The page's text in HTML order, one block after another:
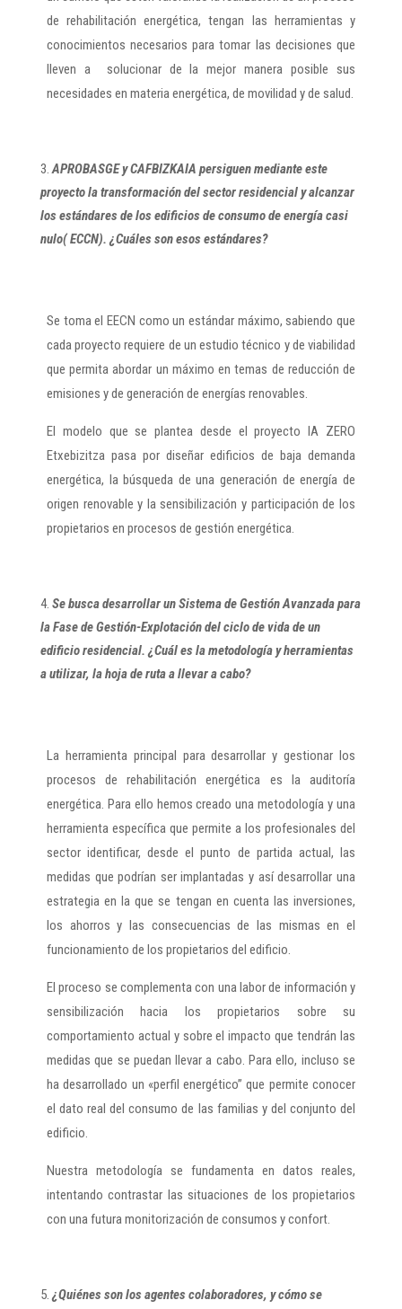
de rehabilitación energética, tengan las herramientas y
conocimientos necesarios para tomar las decisiones que
lleven a solucionar de la mejor manera posible sus
necesidades en materia energética, de movilidad y de salud.
APROBASGE y CAFBIZKAIA persiguen mediante este
proyecto la transformación del sector residencial y alcanzar
los estándares de los edificios de consumo de energía casi
nulo( ECCN). ¿Cuáles son esos estándares?
Se toma el EECN como un estándar máximo, sabiendo que
cada proyecto requiere de un estudio técnico y de viabilidad
que permita abordar un máximo en temas de reducción de
emisiones y de generación de energías renovables.
El modelo que se plantea desde el proyecto IA ZERO
Etxebizitza pasa por diseñar edificios de baja demanda
energética, la búsqueda de una generación de energía de
origen renovable y la sensibilización y participación de los
propietarios en procesos de gestión energética.
Se busca desarrollar un Sistema de Gestión Avanzada para
la Fase de Gestión-Explotación del ciclo de vida de un
edificio residencial. ¿Cuál es la metodología y herramientas
a utilizar, la hoja de ruta a llevar a cabo?
La herramienta principal para desarrollar y gestionar los
procesos de rehabilitación energética es la auditoría
energética. Para ello hemos creado una metodología y una
herramienta específica que permite a los profesionales del
sector identificar, desde el punto de partida actual, las
medidas que podrían ser implantadas y así desarrollar una
estrategia en la que se tengan en cuenta las inversiones,
los ahorros y las consecuencias de las mismas en el
funcionamiento de los propietarios del edificio.
El proceso se complementa con una labor de información y
sensibilización hacia los propietarios sobre su
comportamiento actual y sobre el impacto que tendrán las
medidas que se puedan llevar a cabo. Para ello, incluso se
ha desarrollado un «perfil energético” que permite conocer
el dato real del consumo de las familias y del conjunto del
edificio.
Nuestra metodología se fundamenta en datos reales,
intentando contrastar las situaciones de los propietarios
con una futura monitorización de consumos y confort.
¿Quiénes son los agentes colaboradores, y cómo se